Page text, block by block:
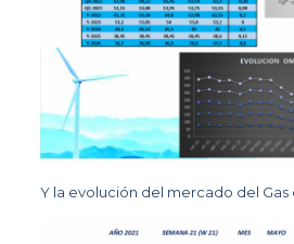
Y la evolución del mercado del Gas